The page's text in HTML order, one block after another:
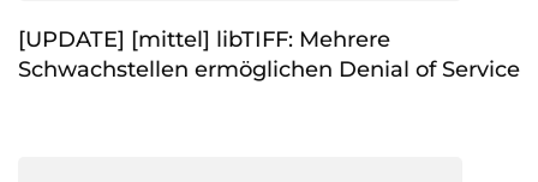
[UPDATE] [mittel] libTIFF: Mehrere
Schwachstellen ermöglichen Denial of Service